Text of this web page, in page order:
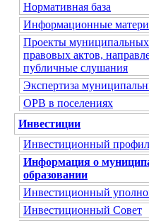
Нормативная база
Информационные
Проекты
правовых актов,
публичные слушания
Экспертиза
ОРВ в поселениях
Инвестиции
Инвестиционный
Информация о
образовании
Инвестиционный
Инвестиционный Совет